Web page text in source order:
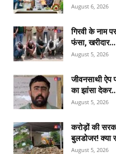
August 6, 2026
गिरवी के नाम
फंसा, खरीदार...
August 5, 2026
जीवनसाथी ऐप
का झांसा
August 5, 2026
करोड़ों की
बुलडोजर! क्या
August 5, 2026